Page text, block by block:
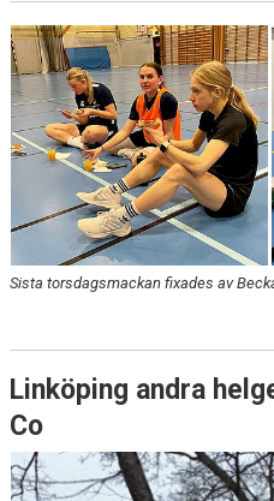
Sista torsdagsmackan fixades av
Linköping andra
Co